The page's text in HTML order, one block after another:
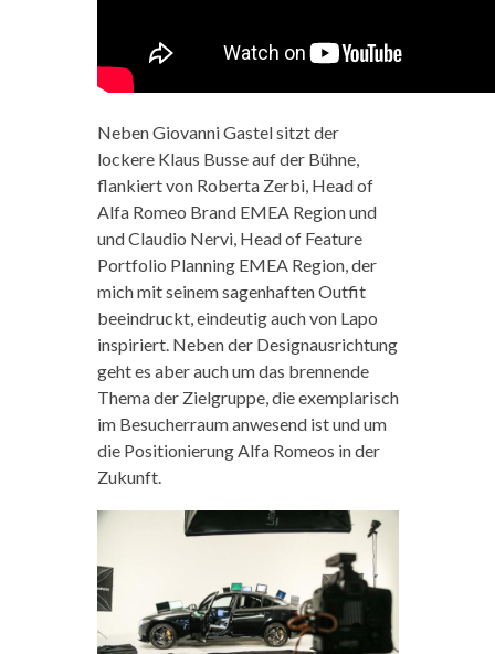
Neben Giovanni Gastel sitzt der
lockere Klaus Busse auf der Bühne,
flankiert von Roberta Zerbi, Head of
Alfa Romeo Brand EMEA Region und
und Claudio Nervi, Head of Feature
Portfolio Planning EMEA Region, der
mich mit seinem sagenhaften Outfit
beeindruckt, eindeutig auch von Lapo
inspiriert. Neben der Designausrichtung
geht es aber auch um das brennende
Thema der Zielgruppe, die exemplarisch
im Besucherraum anwesend ist und um
die Positionierung Alfa Romeos in der
Zukunft.